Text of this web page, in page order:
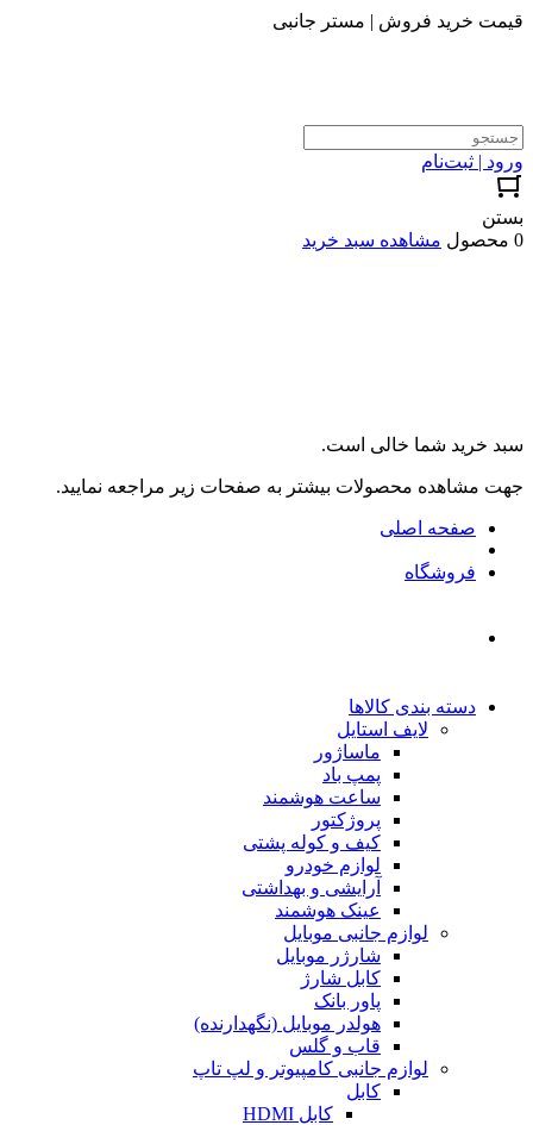
قیمت خرید فروش | مستر جانبی
ورود | ثبت‌نام
بستن
0 محصول
مشاهده سبد خرید
سبد خرید شما خالی است.
جهت مشاهده محصولات بیشتر به صفحات زیر مراجعه نمایید.
صفحه اصلی
فروشگاه
دسته بندی کالاها
لایف استایل
ماساژور
پمپ باد
ساعت هوشمند
پروژکتور
کیف و کوله پشتی
لوازم خودرو
آرایشی و بهداشتی
عینک هوشمند
لوازم جانبی موبایل
شارژر موبایل
کابل شارژ
پاور بانک
هولدر موبایل (نگهدارنده)
قاب و گلس
لوازم جانبی کامپیوتر و لپ تاپ
کابل
کابل HDMI